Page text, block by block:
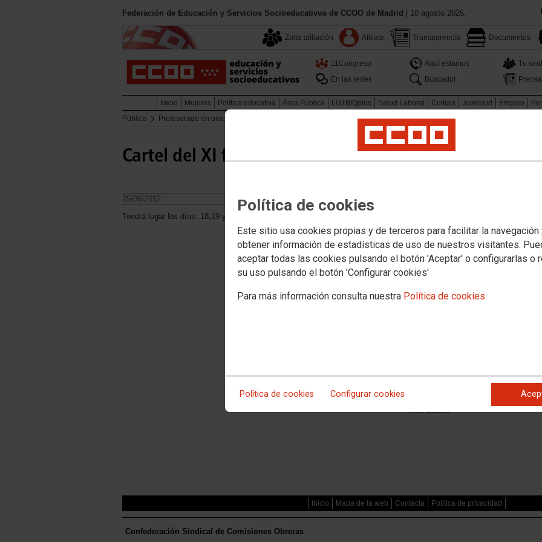
Política de cookies
Este sitio usa cookies propias y de terceros para facilitar la navegación
obtener información de estadísticas de uso de nuestros visitantes.
aceptar todas las cookies pulsando el botón 'Aceptar' o configurarlas o
su uso pulsando el botón 'Configurar cookies'
Para más información consulta nuestra Política de cookies
Política de cookies Configurar cookies
Federación de Educación y Servicios Socioeducativos de CCOO de Madrid | 10 agosto 2026.
Zona afiliación Afiliate Transparencia Documentos
11Congreso Aquí estamos
Tu
En las redes
Buscador Prensa
Inicio Mujeres Política educativa Área Pública LGTBIQplus Salud Laboral Cultura Juventud Empleo
Pública
Profesorado en prácticas Profesorado en prácticas 2021-2022 Profesorado interino
Cartel del XI fórum de la enseñanza madrileña
25/06/2012.
Tendrá lugar los días: 18,19 y 20 de septiembre por la tarde
asociada
matricúlate
Inicio Mapa de la web Contacta Politica de privacidad
Confederación Sindical de Comisiones Obreras